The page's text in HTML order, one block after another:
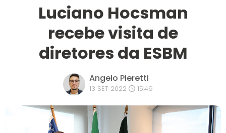
Luciano Hocsman
recebe visita de
diretores da ESBM
Angelo Pieretti
13 SET 2022 15:49